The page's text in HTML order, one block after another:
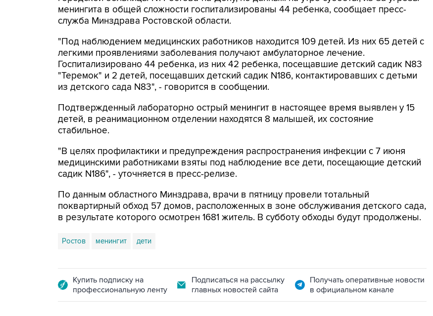
менингита в общей сложности госпитализированы 44 ребенка, сообщает пресс-
служба Минздрава Ростовской области.
"Под наблюдением медицинских работников находится 109 детей. Из них 65 детей с
легкими проявлениями заболевания получают амбулаторное лечение.
Госпитализировано 44 ребенка, из них 42 ребенка, посещавшие детский садик N83
"Теремок" и 2 детей, посещавших детский садик N186, контактировавших с детьми
из детского сада N83", - говорится в сообщении.
Подтвержденный лабораторно острый менингит в настоящее время выявлен у 15
детей, в реанимационном отделении находятся 8 малышей, их состояние
стабильное.
"В целях профилактики и предупреждения распространения инфекции с 7 июня
медицинскими работниками взяты под наблюдение все дети, посещающие детский
садик N186", - уточняется в пресс-релизе.
По данным областного Минздрава, врачи в пятницу провели тотальный
поквартирный обход 57 домов, расположенных в зоне обслуживания детского сада,
в результате которого осмотрен 1681 житель. В субботу обходы будут продолжены.
Ростов менингит дети
Купить подписку на
профессиональную ленту
Подписаться на рассылку
главных новостей сайта
Получать оперативные новости
в официальном канале